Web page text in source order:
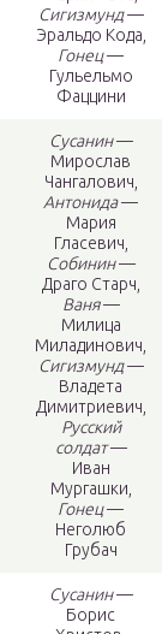
Сигизмунд—
Эральдо Кода,
Гонец—
Гульельмо
Фаццини
Сусанин—
Мирослав
Чангалович,
Антонида—
Мария
Гласевич,
Собинин—
Драго Старч,
Ваня—
Милица
Миладинович,
Сигизмунд—
Владета
Димитриевич,
Русский
солдат—
Иван
Мургашки,
Гонец—
Неголюб
Грубач
Сусанин—
Борис